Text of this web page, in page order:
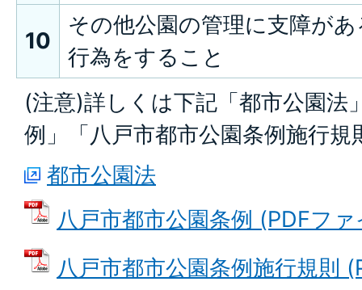
10
その他公園の管理に支障があ
行為をすること
(注意)詳しくは下記「都市公園法
例」「八戸市都市公園条例施行
都市公園法
八戸市都市公園条例 (PDFフ
八戸市都市公園条例施行規則